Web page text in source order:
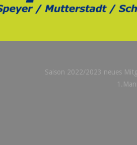
Saison 2022/2023 neues